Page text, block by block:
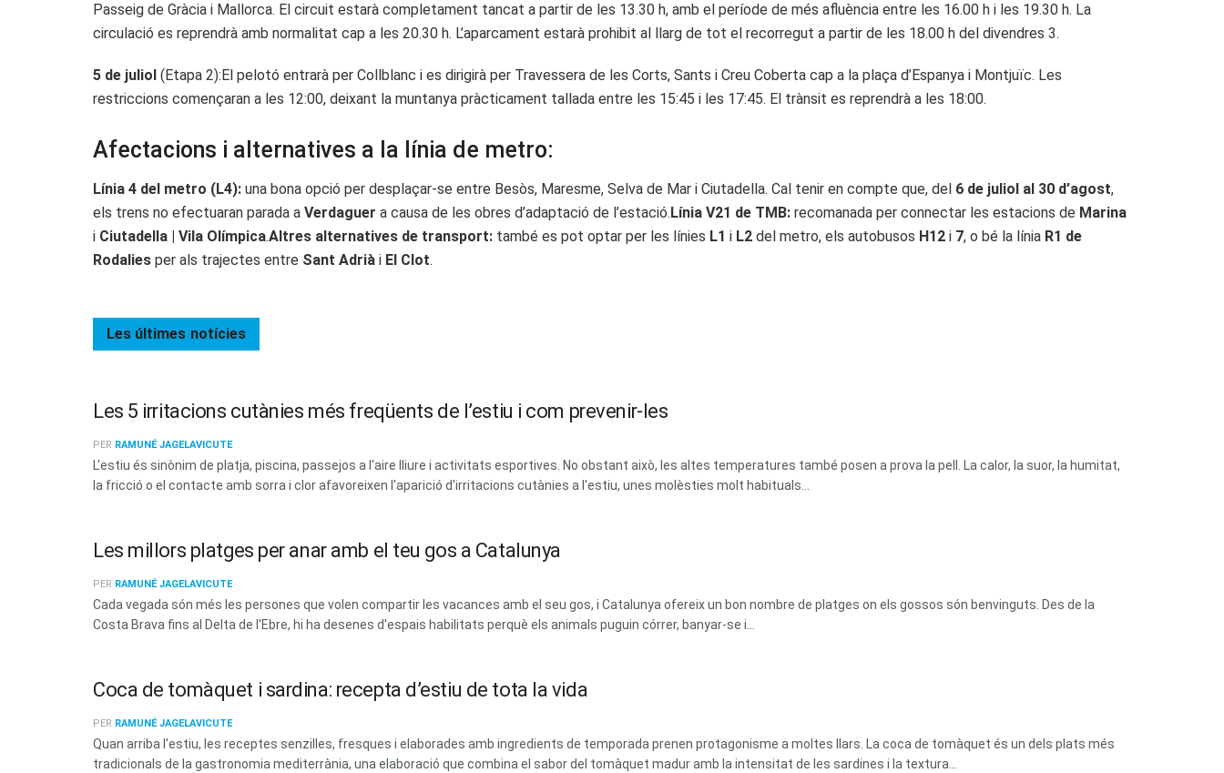
Passeig de Gràcia i Mallorca. El circuit estarà completament tancat a partir de les 13.30 h, amb el període de més afluència entre les 16.00 h i les 19.30 h. La
circulació es reprendrà amb normalitat cap a les 20.30 h. L’aparcament estarà prohibit al llarg de tot el recorregut a partir de les 18.00 h del divendres 3.
5 de juliol (Etapa 2):El pelotó entrarà per Collblanc i es dirigirà per Travessera de les Corts, Sants i Creu Coberta cap a la plaça d’Espanya i Montjuïc. Les
restriccions començaran a les 12:00, deixant la muntanya pràcticament tallada entre les 15:45 i les 17:45. El trànsit es reprendrà a les 18:00.
Afectacions i alternatives a la línia de metro:
Línia 4 del metro (L4): una bona opció per desplaçar-se entre Besòs, Maresme, Selva de Mar i Ciutadella. Cal tenir en compte que, del 6 de juliol al 30 d’agost,
els trens no efectuaran parada a Verdaguer a causa de les obres d’adaptació de l’estació.Línia V21 de TMB: recomanada per connectar les estacions de Marina
i Ciutadella | Vila Olímpica.Altres alternatives de transport: també es pot optar per les línies L1 i L2 del metro, els autobusos H12 i 7, o bé la línia R1 de
Rodalies per als trajectes entre Sant Adrià i El Clot.
Les últimes notícies
Les 5 irritacions cutànies més freqüents de l’estiu i com prevenir-les
PER RAMUNÉ JAGELAVICUTE
L'estiu és sinònim de platja, piscina, passejos a l'aire lliure i activitats esportives. No obstant això, les altes temperatures també posen a prova la pell. La calor, la suor, la humitat,
la fricció o el contacte amb sorra i clor afavoreixen l'aparició d'irritacions cutànies a l'estiu, unes molèsties molt habituals...
Les millors platges per anar amb el teu gos a Catalunya
PER RAMUNÉ JAGELAVICUTE
Cada vegada són més les persones que volen compartir les vacances amb el seu gos, i Catalunya ofereix un bon nombre de platges on els gossos són benvinguts. Des de la
Costa Brava fins al Delta de l'Ebre, hi ha desenes d'espais habilitats perquè els animals puguin córrer, banyar-se i...
Coca de tomàquet i sardina: recepta d’estiu de tota la vida
PER RAMUNÉ JAGELAVICUTE
Quan arriba l'estiu, les receptes senzilles, fresques i elaborades amb ingredients de temporada prenen protagonisme a moltes llars. La coca de tomàquet és un dels plats més
tradicionals de la gastronomia mediterrània, una elaboració que combina el sabor del tomàquet madur amb la intensitat de les sardines i la textura...